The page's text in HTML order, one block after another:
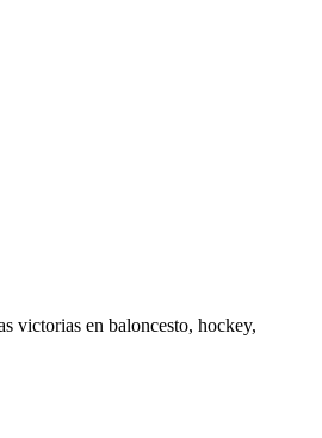
victorias en baloncesto, hockey,